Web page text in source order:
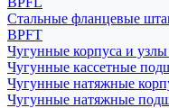
Стальные фланцевые
BPFT
Чугунные корпуса и узлы
Чугунные кассетные
Чугунные натяжные
Чугунные натяжные